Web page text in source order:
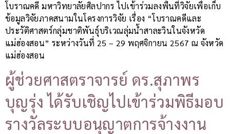
โบราณคดี มหาวิทยาลัยศิลปากร ไปเข้าร่วมลงพื้นที่วิจัยเพื่อเก็บ
ข้อมูลวิจัยภาคสนามในโครงการวิจัย เรื่อง “โบราณคดีและ
ประวัติศาสตร์กลุ่มชาติพันธุ์บริเวณลุ่มน้ำสาละวินในจังหวัด
แม่ฮ่องสอน” ระหว่างวันที่ 25 – 29 พฤศจิกายน 2567 ณ จังหวัด
แม่ฮ่องสอน
ผู้ช่วยศาสตราจารย์ ดร.สุภาพร
บุญรุ่ง ได้รับเชิญไปเข้าร่วมพิธีมอบ
รางวัลระบบอนุญาตการจ้างงาน